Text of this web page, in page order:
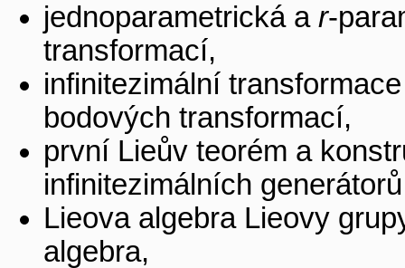
jednoparametrická a r-
transformací,
infinitezimální
bodových transformací,
první Lieův teorém a
infinitezimálních
Lieova algebra Lieovy
algebra,